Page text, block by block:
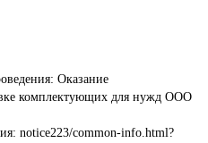
Оказание
комплектующих для нужд ООО
notice223/common-info.html?